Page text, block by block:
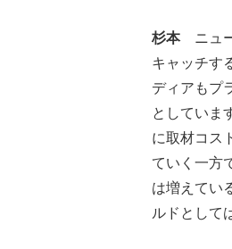
杉本ニュー
キャッチす
ディアもプ
としていま
に取材コス
ていく一方
は増えてい
ルドとして